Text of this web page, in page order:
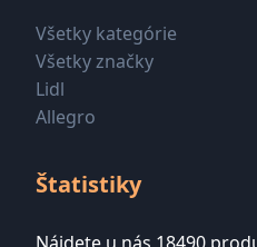
Všetky kategórie
Všetky značky
Lidl
Allegro
Štatistiky